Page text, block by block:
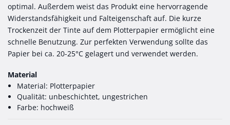
optimal. Außerdem weist das Produkt eine hervorragende
Widerstandsfähigkeit und Falteigenschaft auf. Die kurze
Trockenzeit der Tinte auf dem Plotterpapier ermöglicht eine
schnelle Benutzung. Zur perfekten Verwendung sollte das
Papier bei ca. 20-25°C gelagert und verwendet werden.
Material
Material: Plotterpapier
Qualität: unbeschichtet, ungestrichen
Farbe: hochweiß